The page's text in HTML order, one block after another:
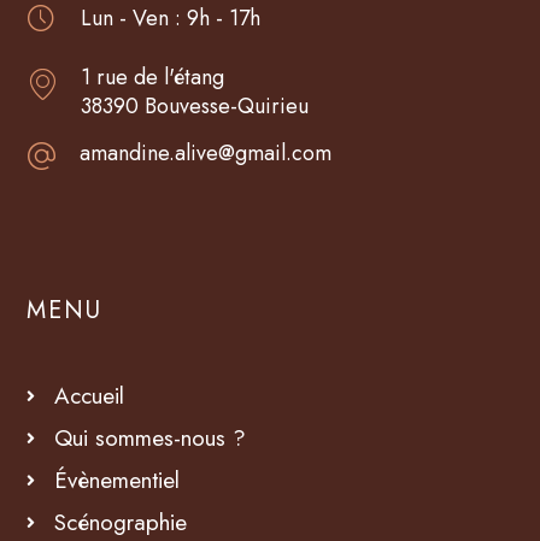
Lun - Ven : 9h - 17h
1 rue de l'étang
38390 Bouvesse-Quirieu
amandine.alive@gmail.com
MENU
Accueil
Qui sommes-nous ?
Évènementiel
Scénographie